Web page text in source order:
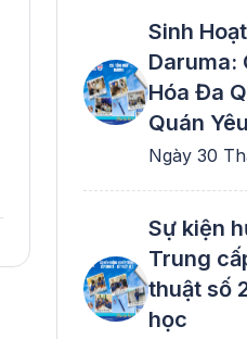
Sinh
Daruma:
Hóa Đa
Quán
Ngày 30
Sự kiện
Trung
thuật số
học